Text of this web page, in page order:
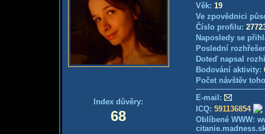
Index důvěry:
68
Věk: 19
Ve zpovědnici
Číslo profilu:
Naposledy se
Poslední
Doteď napsal
Bodování aktivity:
Počet návštěv
E-mail:
ICQ: 591136854
Oblíbené WWW: